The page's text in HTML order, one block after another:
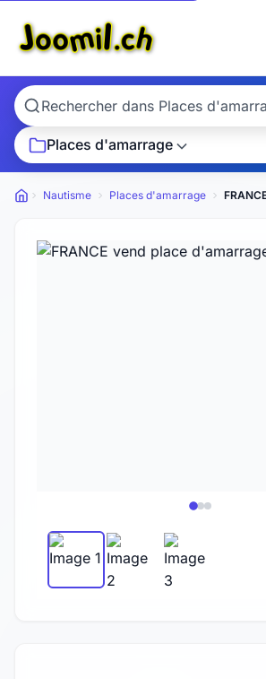
Places d'amarrage
Petites annonces
Nautisme Places d'amarrage